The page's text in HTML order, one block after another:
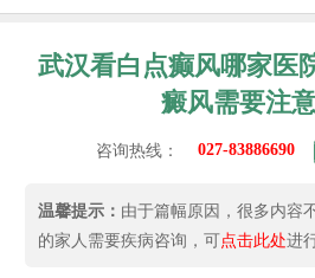
武汉看白点癫风哪家医
癜风需要注
咨询热线： 027-83886690
温馨提示： 由于篇幅原因，很多内容
的家人需要疾病咨询，可点击此处进